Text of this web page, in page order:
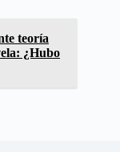
teoría
¿Hubo